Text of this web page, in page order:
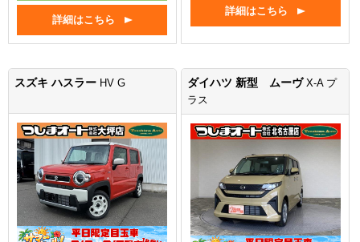
詳細はこちら
詳細はこちら
スズキ ハスラー HV G ダイハツ 新型 ムーヴX-A プ
ラス